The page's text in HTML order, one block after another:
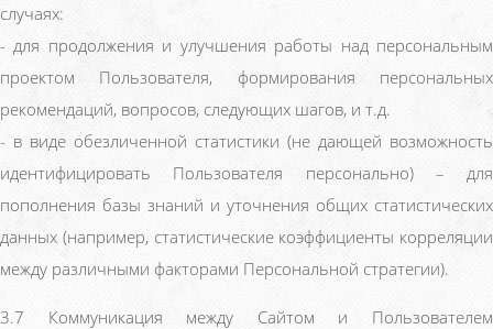
случаях:
- для продолжения и улучшения работы над персональным
проектом Пользователя, формирования персональных
рекомендаций, вопросов, следующих шагов, и т.д.
- в виде обезличенной статистики (не дающей возможность
идентифицировать Пользователя персонально) – для
пополнения базы знаний и уточнения общих статистических
данных (например, статистические коэффициенты корреляции
между различными факторами Персональной стратегии).
3.7 Коммуникация между Сайтом и Пользователем